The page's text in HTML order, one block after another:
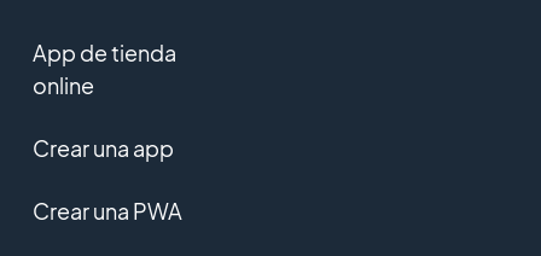
App de tienda
online
Crear una app
Crear una PWA